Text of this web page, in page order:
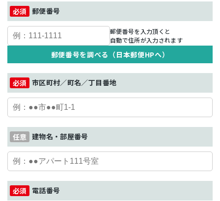
郵便番号
郵便番号を入力頂くと
自動で住所が入力されます
郵便番号を調べる（日本郵便HPへ）
市区町村／町名／丁目番地
建物名・部屋番号
電話番号